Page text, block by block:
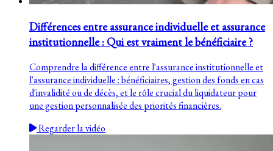
Différences entre assurance individuelle et assurance
institutionnelle : Qui est vraiment le bénéficiaire ?
Comprendre la différence entre l'assurance institutionnelle et
l'assurance individuelle : bénéficiaires, gestion des fonds en cas
d'invalidité ou de décès, et le rôle crucial du liquidateur pour
une gestion personnalisée des priorités financières.
Regarder la vidéo